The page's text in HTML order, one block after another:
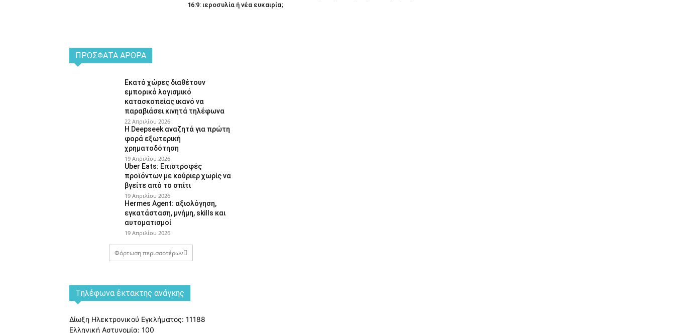
16:9: ιεροσυλία ή νέα ευκαιρία;
ΠΡΌΣΦΑΤΑ ΆΡΘΡΑ
Εκατό χώρες διαθέτουν
εμπορικό λογισμικό
κατασκοπείας ικανό να
παραβιάσει κινητά τηλέφωνα
22 Απριλίου 2026
Η Deepseek αναζητά για πρώτη
φορά εξωτερική
χρηματοδότηση
19 Απριλίου 2026
Uber Eats: Επιστροφές
προϊόντων με κούριερ χωρίς να
βγείτε από το σπίτι
19 Απριλίου 2026
Hermes Agent: αξιολόγηση,
εγκατάσταση, μνήμη, skills και
αυτοματισμοί
19 Απριλίου 2026
Φόρτωση περισσοτέρων
Tηλέφωνα έκτακτης ανάγκης
Δίωξη Ηλεκτρονικού Εγκλήματος: 11188
Ελληνική Αστυνομία: 100